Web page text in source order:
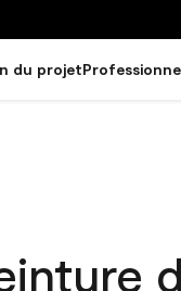
du projet